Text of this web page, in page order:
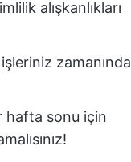
alışkanlıkları
işleriniz zamanında
hafta sonu için